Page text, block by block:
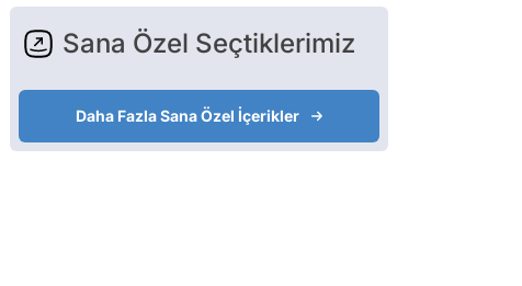
Sana Özel Seçtiklerimiz
Daha Fazla Sana Özel İçerikler